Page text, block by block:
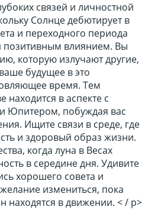
связей и личностной
Солнце дебютирует в
и переходного периода
позитивным влиянием. Вы
которую излучают другие,
будущее в это
время. Тем
в аспекте с
Юпитером, побуждая вас
Ищите связи в среде, где
и здоровый образ жизни.
когда луна в Весах
в середине дня. Удивите
хорошего совета и
измениться, пока
находятся в движении. < / p>